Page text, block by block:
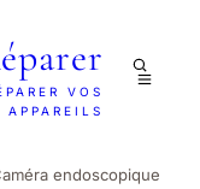
VOS
APPAREILS
endoscopique